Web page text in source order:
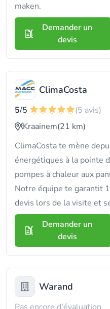
maken.
Demander un
devis
ClimaCosta
5/5
(5 avis)
Kraainem(21 km)
ClimaCosta te mène
énergétiques à la pointe
pompes à chaleur aux
Notre équipe te garantit
devis lors de la visite et
Demander un
devis
Warand